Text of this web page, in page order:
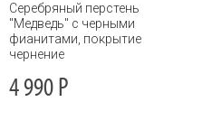
Серебряный перстень
"Медведь" с черными
фианитами, покрытие
чернение
4 990 Р